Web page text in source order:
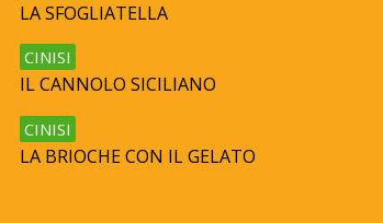
LA SFOGLIATELLA
CINISI
IL CANNOLO SICILIANO
CINISI
LA BRIOCHE CON IL GELATO